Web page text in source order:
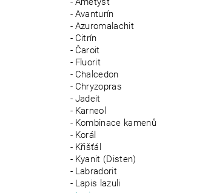
Avanturín
Azuromalachit
Citrín
Čaroit
Fluorit
Chalcedon
Chryzopras
Jadeit
Karneol
Kombinace kamenů
Korál
Křišťál
Kyanit (Disten)
Labradorit
Lapis lazuli